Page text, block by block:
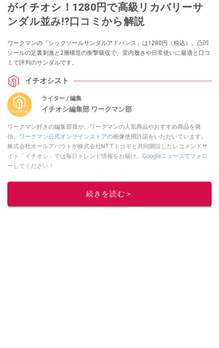
がイチオシ！1280円で高級リカバリーサ
ンダル並み!?口コミから解説
ワークマンの「シックソールサンダルアドバンス」は1280円（税込）。凸凹
ソールの足裏刺激と2層構造の衝撃吸収で、室内履きや日常使いに最適と口コ
ミで評判のサンダルです。
イチオシスト
ライター / 編集
イチオシ編集部 ワークマン部
ワークマン好きの編集部員が、ワークマンの人気商品やおすすめ商品を発
信。 ワークマン公式オンラインストアの画像使用許諾をいただいています。
株式会社オールアバウトが株式会社NTTドコモと共同開設したレコメンドサ
イト「イチオシ」では毎日トレンド情報をお届け。 Googleニュースでフォロ
ー してください！
このイチオシストの他の記事を読む
続きを読む＞